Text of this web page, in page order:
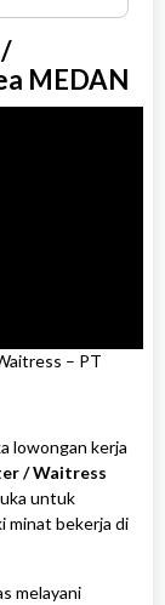
MEDAN
– PT
lowongan kerja
/ Waitress
untuk
minat bekerja di
melayani